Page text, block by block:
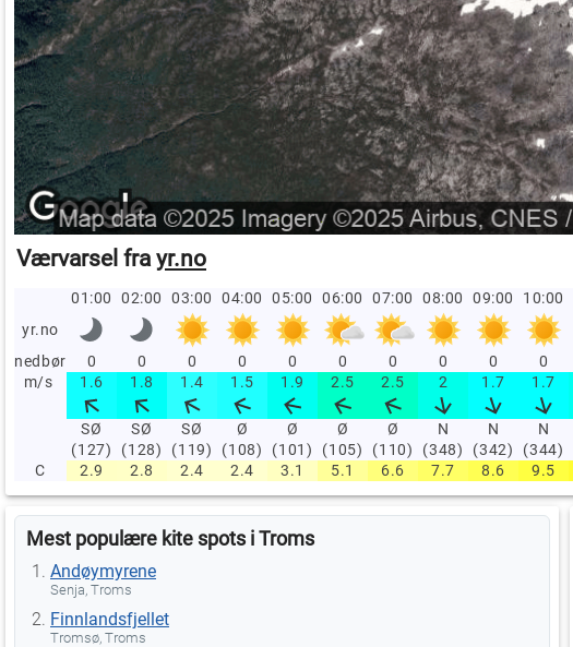
Værvarsel fra yr.no
01:00 02:00 03:00 04:00 05:00 06:00 07:00 08:00 09:00 10:00
yr.no
nedbør
0 0 0 0 0 0 0 0 0 0
m/s
1.6 1.8 1.4 1.5 1.9 2.5 2.5 2 1.7 1.7
SØ
(127)
SØ
(128)
SØ
(119)
Ø
(108)
Ø
(101)
Ø
(105)
Ø
(110)
N
(348)
N
(342)
N
(344)
C
2.9 2.8 2.4 2.4 3.1 5.1 6.6 7.7 8.6 9.5
Mest populære kite spots i Troms
Andøymyrene
Senja, Troms
Finnlandsfjellet
Tromsø, Troms